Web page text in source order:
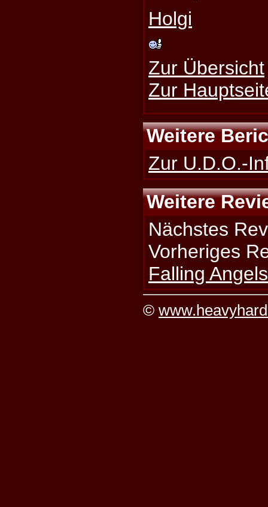
Holgi
Zur Übersicht
Zur
Weitere
Zur U.D.O.-
Weitere
Nächstes
Vorheriges
Falling Angels
©